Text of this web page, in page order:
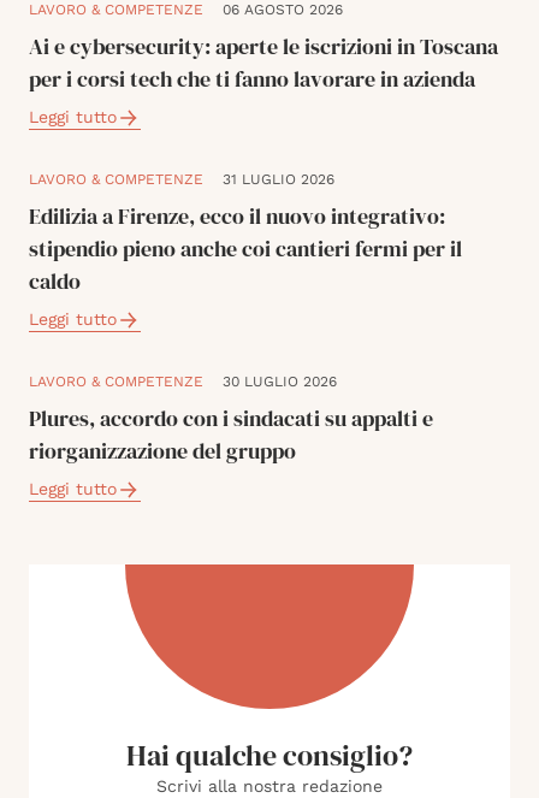
LAVORO & COMPETENZE 06 AGOSTO 2026
Ai e cybersecurity: aperte le iscrizioni in Toscana
per i corsi tech che ti fanno lavorare in azienda
Leggi tutto
LAVORO & COMPETENZE 31 LUGLIO 2026
Edilizia a Firenze, ecco il nuovo integrativo:
stipendio pieno anche coi cantieri fermi per il
caldo
Leggi tutto
LAVORO & COMPETENZE 30 LUGLIO 2026
Plures, accordo con i sindacati su appalti e
riorganizzazione del gruppo
Leggi tutto
Hai qualche consiglio?
Scrivi alla nostra redazione